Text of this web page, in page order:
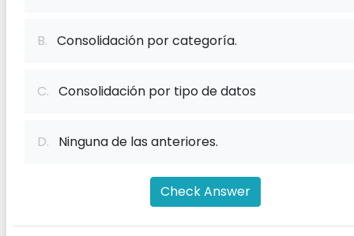
B. Consolidación por categoría.
C. Consolidación por tipo de datos
D. Ninguna de las anteriores.
Check Answer